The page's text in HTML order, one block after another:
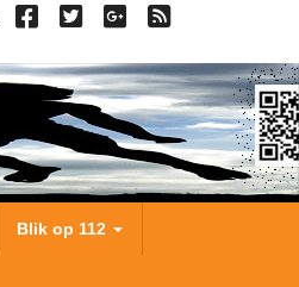
Blik op 112